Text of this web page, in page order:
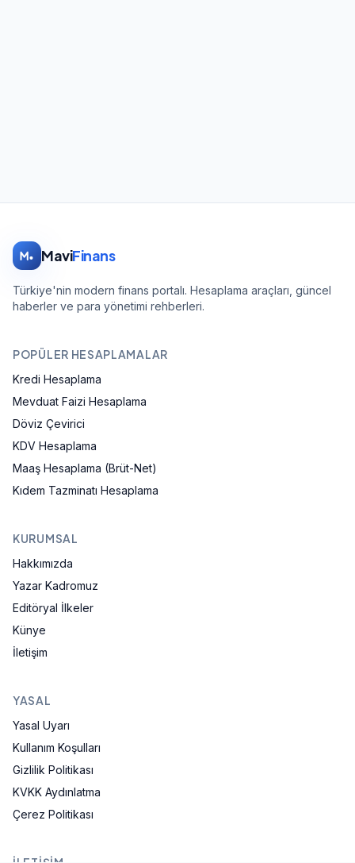
MaviFinans
Türkiye'nin modern finans portalı. Hesaplama araçları, güncel
haberler ve para yönetimi rehberleri.
POPÜLER HESAPLAMALAR
Kredi Hesaplama
Mevduat Faizi Hesaplama
Döviz Çevirici
KDV Hesaplama
Maaş Hesaplama (Brüt-Net)
Kıdem Tazminatı Hesaplama
KURUMSAL
Hakkımızda
Yazar Kadromuz
Editöryal İlkeler
Künye
İletişim
YASAL
Yasal Uyarı
Kullanım Koşulları
Gizlilik Politikası
KVKK Aydınlatma
Çerez Politikası